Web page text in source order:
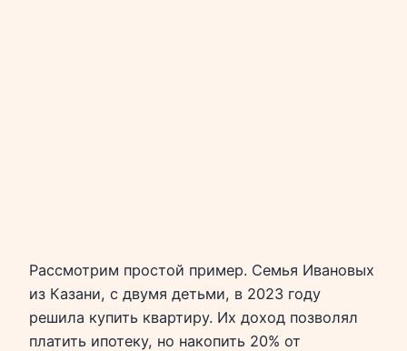
Рассмотрим простой пример. Семья Ивановых
из Казани, с двумя детьми, в 2023 году
решила купить квартиру. Их доход позволял
платить ипотеку, но накопить 20% от